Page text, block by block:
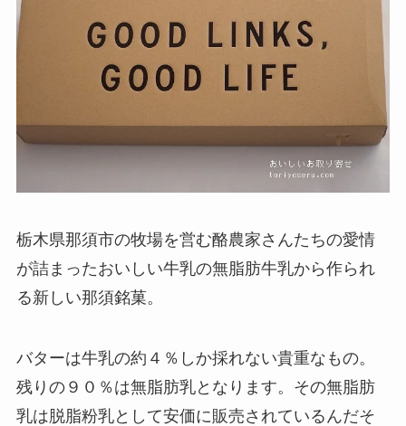
栃木県那須市の牧場を営む酪農家さんたちの愛情
が詰まったおいしい牛乳の無脂肪牛乳から作られ
る新しい那須銘菓。
バターは牛乳の約４％しか採れない貴重なもの。
残りの９０％は無脂肪乳となります。その無脂肪
乳は脱脂粉乳として安価に販売されているんだそ